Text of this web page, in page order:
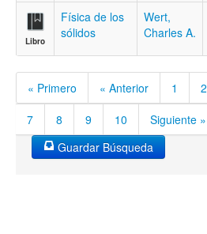
Libro
Física de los
sólidos
Wert,
Charles A.
« Primero « Anterior 1 2
7
8 9 10 Siguiente »
Guardar Búsqueda